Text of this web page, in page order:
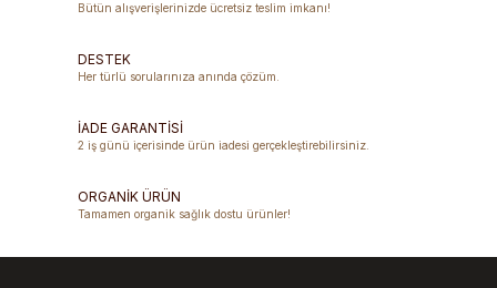
Ürün açıklamasında eksik bilgiler bulunuyor.
Ürün fiyatı diğer sitelerden daha pahalı.
Bu ürüne benzer farklı alternatifler olmalı.
Bütün alışverişlerinizde ücretsiz teslim imkanı!
DESTEK
Her türlü sorularınıza anında çözüm.
İADE GARANTİSİ
2 iş günü içerisinde ürün iadesi gerçekleştirebilirsiniz.
ORGANİK ÜRÜN
Tamamen organik sağlık dostu ürünler!